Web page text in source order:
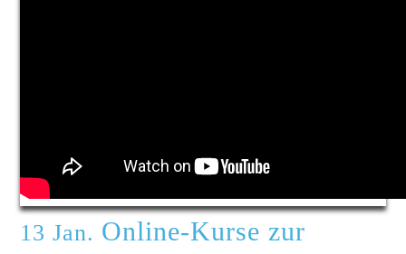
13 Jan. Online-Kurse zur